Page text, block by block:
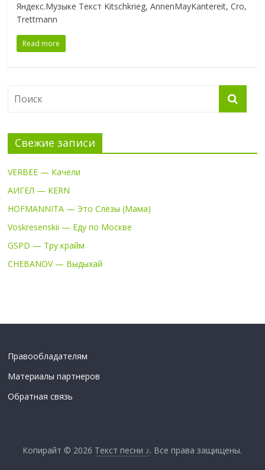
Яндекс.Музыке Текст Kitschkrieg, AnnenMayKantereit, Cro,
Trettmann
Read more
Свежие записи
VERBEE — Качели
АИГЕЛ — KERN
HOFMANNITA — Это Слёзы (Мама)
Voskresenskii — Еду по Москве
GSPD — Тру крайм
CHEBANOV — Выдыхай
Правообладателям
Материалы партнеров
Обратная связь
Копирайт © 2026 Текст песни ♪. Все права защищены.